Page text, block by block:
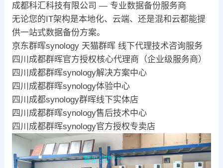
成都科汇科技有限公司 — 专业数据备份服务商
无论您的IT架构是本地化、云端、还是混和云都能提
供一站式数据备份方案。
京东群晖synology 天猫群晖 线下代理技术咨询服务
四川成都群晖官方授权核心代理商（企业级服务商）
四川成都群晖synology解决方案中心
四川成都群晖synology体验中心
四川成都synology群晖线下实体店
四川成都群晖synology售后技术中心
四川成都群晖synology官方授权专卖店